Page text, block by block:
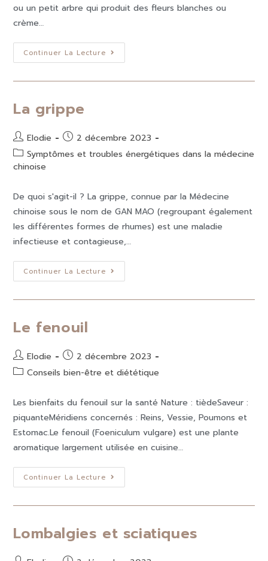
ou un petit arbre qui produit des fleurs blanches ou
crème…
Continuer La Lecture
La grippe
Elodie
2 décembre 2023
Symptômes et troubles énergétiques dans la médecine
chinoise
De quoi s'agit-il ? La grippe, connue par la Médecine
chinoise sous le nom de GAN MAO (regroupant également
les différentes formes de rhumes) est une maladie
infectieuse et contagieuse,…
Continuer La Lecture
Le fenouil
Elodie
2 décembre 2023
Conseils bien-être et diététique
Les bienfaits du fenouil sur la santé Nature : tièdeSaveur :
piquanteMéridiens concernés : Reins, Vessie, Poumons et
Estomac.Le fenouil (Foeniculum vulgare) est une plante
aromatique largement utilisée en cuisine…
Continuer La Lecture
Lombalgies et sciatiques